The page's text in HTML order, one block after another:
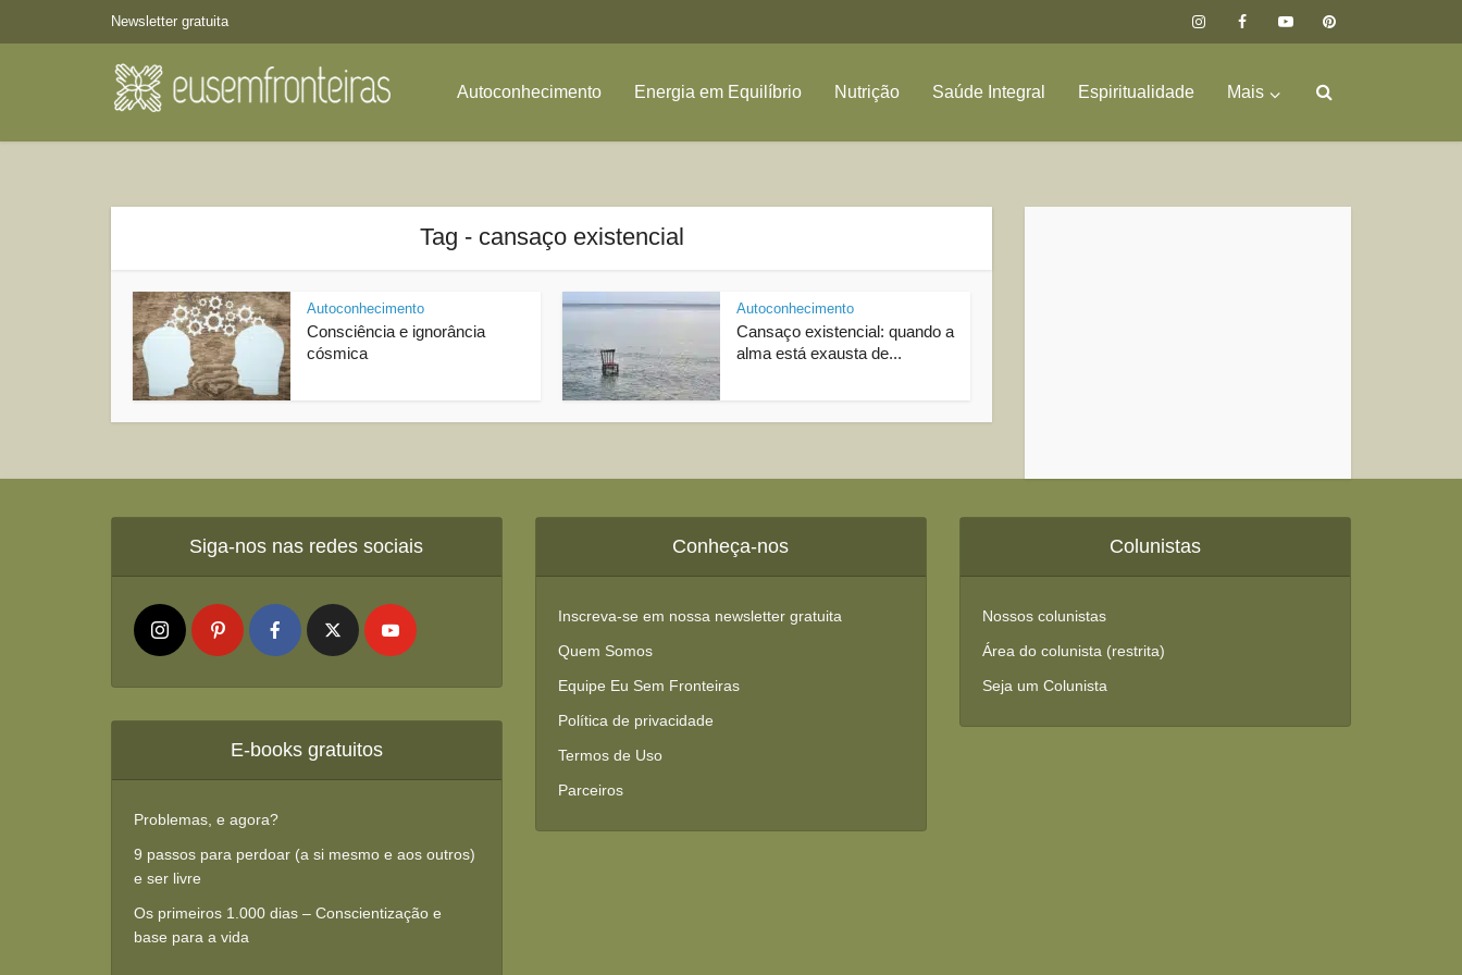
Newsletter gratuita
Autoconhecimento Energia em Equilíbrio Nutrição Saúde Integral Espiritualidade Mais
Tag - cansaço existencial
Autoconhecimento
Consciência e ignorância
cósmica
Autoconhecimento
Cansaço existencial: quando a
alma está exausta de...
Siga-nos nas redes sociais
E-books gratuitos
Problemas, e agora?
9 passos para perdoar (a si mesmo e aos outros)
e ser livre
Os primeiros 1.000 dias – Conscientização e
base para a vida
Conheça-nos
Inscreva-se em nossa newsletter gratuita
Quem Somos
Equipe Eu Sem Fronteiras
Política de privacidade
Termos de Uso
Parceiros
Colunistas
Nossos colunistas
Área do colunista (restrita)
Seja um Colunista